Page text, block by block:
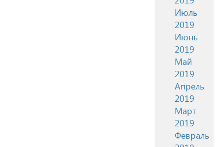
Июль
2019
Июнь
2019
Май
2019
Апрель
2019
Март
2019
Февраль